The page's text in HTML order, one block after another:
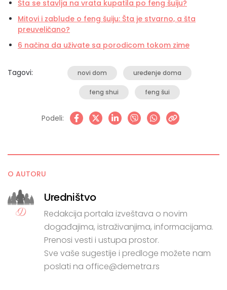
Šta se stavlja na vrata kupatila po feng šuiju?
Mitovi i zablude o feng šuiju: Šta je stvarno, a šta
preuveličano?
6 načina da uživate sa porodicom tokom zime
Tagovi: novi dom uređenje doma
feng shui feng šui
Podeli:
O AUTORU
Uredništvo
Redakcija portala izveštava o novim
događajima, istraživanjima, informacijama.
Prenosi vesti i ustupa prostor.
Sve vaše sugestije i predloge možete nam
poslati na office@demetra.rs